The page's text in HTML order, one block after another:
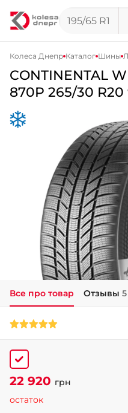
Колеса Днепр Каталог Шины
CONTINENTAL
870P 265/30 R20
Все про товар Отзывы 5
22 920 грн
остаток